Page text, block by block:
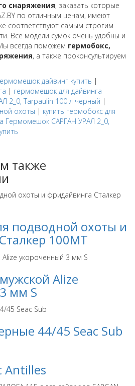
снаряжения, заказать которые
по отличным ценам, имеют
соответствуют самым строгим
Все модели сумок очень удобны и
всегда поможем гермобокс,
, а также проконсультируем
дайвинг купить |
| гермомешок для дайвинга
2_0, Tarpaulin 100 л черный |
охоты | купить гермобокс для
Гермомешок САРГАН УРАЛ 2_0,
также
подводной охоты и
100МТ
Alize
мм S
44/45 Seac Sub
Antilles